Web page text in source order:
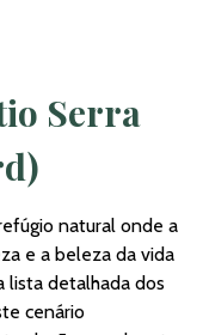
Serra
natural onde a
e a beleza da vida
lista detalhada dos
cenário